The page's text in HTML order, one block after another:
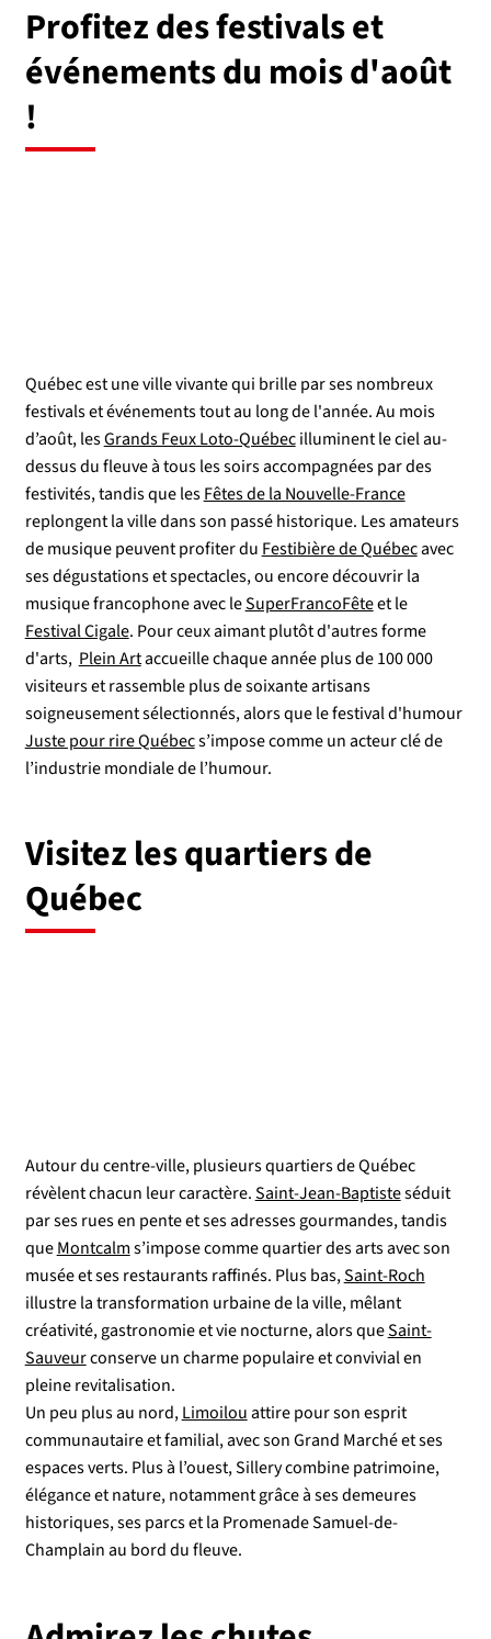
Profitez des festivals et
événements du mois d'août
!
Québec est une ville vivante qui brille par ses nombreux
festivals et événements tout au long de l'année. Au mois
d’août, lesGrands Feux Loto-Québecilluminent le ciel au-
dessus du fleuve à tous les soirs accompagnées par des
festivités, tandis que lesFêtes de la Nouvelle-France
replongent la ville dans son passé historique. Les amateurs
de musique peuvent profiter du Festibière de Québecavec
ses dégustations et spectacles, ou encore découvrir la
musique francophone avec leSuperFrancoFêteet le
Festival Cigale. Pour ceux aimant plutôt d'autres forme
d'arts, Plein Artaccueille chaque année plus de 100 000
visiteurs et rassemble plus de soixante artisans
soigneusement sélectionnés, alors que le festival d'humour
Juste pour rire Québecs’impose comme un acteur clé de
l’industrie mondiale de l’humour.
Visitez les quartiers de
Québec
Autour du centre-ville, plusieurs quartiers de Québec
révèlent chacun leur caractère.Saint-Jean-Baptisteséduit
par ses rues en pente et ses adresses gourmandes, tandis
queMontcalms’impose comme quartier des arts avec son
musée et ses restaurants raffinés. Plus bas,Saint-Roch
illustre la transformation urbaine de la ville, mêlant
créativité, gastronomie et vie nocturne, alors queSaint-
Sauveurconserve un charme populaire et convivial en
pleine revitalisation.
Un peu plus au nord,Limoilouattire pour son esprit
communautaire et familial, avec son Grand Marché et ses
espaces verts. Plus à l’ouest, Sillery combine patrimoine,
élégance et nature, notamment grâce à ses demeures
historiques, ses parcs et la Promenade Samuel-de-
Champlain au bord du fleuve.